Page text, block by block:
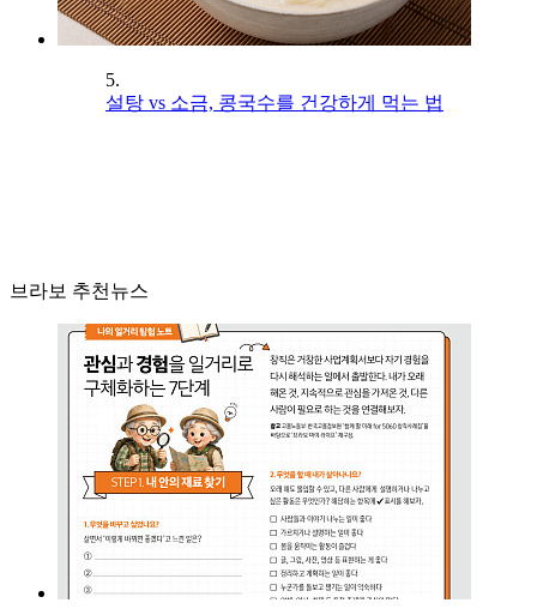
5.
설탕 vs 소금, 콩국수를 건강하게 먹는 법
브라보 추천뉴스